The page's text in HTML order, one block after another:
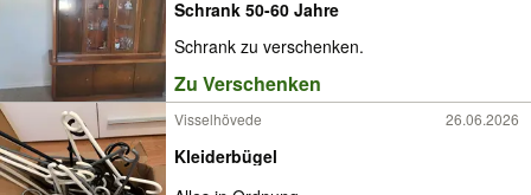
Schrank 50-60 Jahre
Schrank zu verschenken.
Zu Verschenken
Visselhövede 26.06.2026
Kleiderbügel